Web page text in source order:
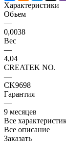
Характеристики
Объем
—
0,0038
Вес
—
4,04
CREATEK NO.
—
CK9698
Гарантия
—
9 месяцев
Все
Все описание
Заказать